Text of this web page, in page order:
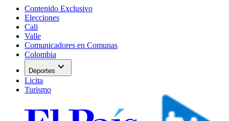
Contenido Exclusivo
Elecciones
Cali
Valle
Comunicadores en Comunas
Colombia
Deportes expand_more
Licita
Turismo